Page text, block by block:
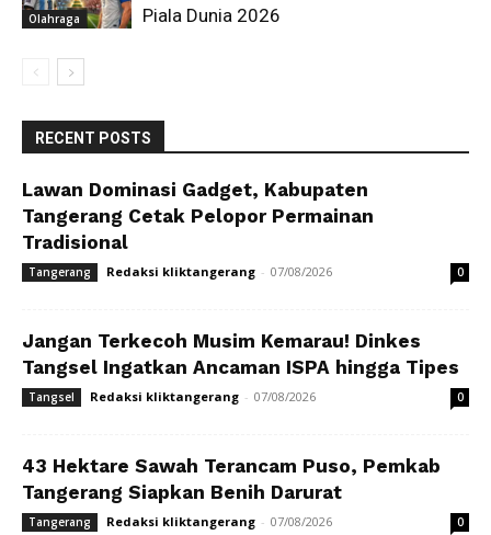
Olahraga
Piala Dunia 2026
RECENT POSTS
Lawan Dominasi Gadget, Kabupaten
Tangerang Cetak Pelopor Permainan
Tradisional
Tangerang Redaksi kliktangerang - 07/08/2026 0
Jangan Terkecoh Musim Kemarau! Dinkes
Tangsel Ingatkan Ancaman ISPA hingga Tipes
Tangsel Redaksi kliktangerang - 07/08/2026 0
43 Hektare Sawah Terancam Puso, Pemkab
Tangerang Siapkan Benih Darurat
Tangerang Redaksi kliktangerang - 07/08/2026 0